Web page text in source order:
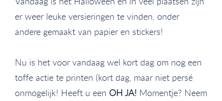
er weer leuke versieringen te vinden, onder
andere gemaakt van papier en stickers!
Nu is het voor vandaag wel kort dag om nog een
toffe actie te printen (kort dag, maar niet persé
onmogelijk! Heeft u een OH JA! Momentje? Neem